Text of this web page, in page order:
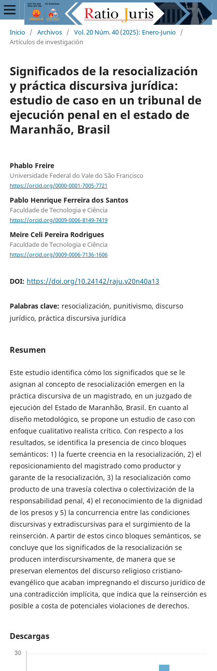
Inicio / Archivos / Vol. 20 Núm. 40 (2025): Enero-Junio /
Artículos de investigación
Significados de la resocialización
y práctica discursiva jurídica:
estudio de caso en un tribunal de
ejecución penal en el estado de
Maranhão, Brasil
Phablo Freire
Universidade Federal do Vale do São Francisco
https://orcid.org/0000-0001-7005-7721
Pablo Henrique Ferreira dos Santos
Faculdade de Tecnologia e Ciência
https://orcid.org/0009-0006-8149-7419
Meire Celi Pereira Rodrigues
Faculdade de Tecnologia e Ciência
https://orcid.org/0009-0006-7136-1606
DOI: https://doi.org/10.24142/raju.v20n40a13
Palabras clave: resocialización, punitivismo, discurso
jurídico, práctica discursiva jurídica
Resumen
Este estudio identifica cómo los significados que se le
asignan al concepto de resocialización emergen en la
práctica discursiva de un magistrado, en un juzgado de
ejecución del Estado de Maranhão, Brasil. En cuanto al
diseño metodológico, se propone un estudio de caso con
enfoque cualitativo realista crítico. Con respecto a los
resultados, se identifica la presencia de cinco bloques
semánticos: 1) la fuerte creencia en la resocialización, 2) el
reposicionamiento del magistrado como productor y
garante de la resocialización, 3) la resocialización como
producto de una travesía colectiva o colectivización de la
responsabilidad penal, 4) el reconocimiento de la dignidad
de los presos y 5) la concurrencia entre las condiciones
discursivas y extradiscursivas para el surgimiento de la
reinserción. A partir de estos cinco bloques semánticos, se
concluye que los significados de la resocialización se
producen interdiscursivamente, de manera que se
preservan elementos del discurso religioso cristiano-
evangélico que acaban impregnando el discurso jurídico de
una contradicción implícita, que indica que la reinserción es
posible a costa de potenciales violaciones de derechos.
Descargas